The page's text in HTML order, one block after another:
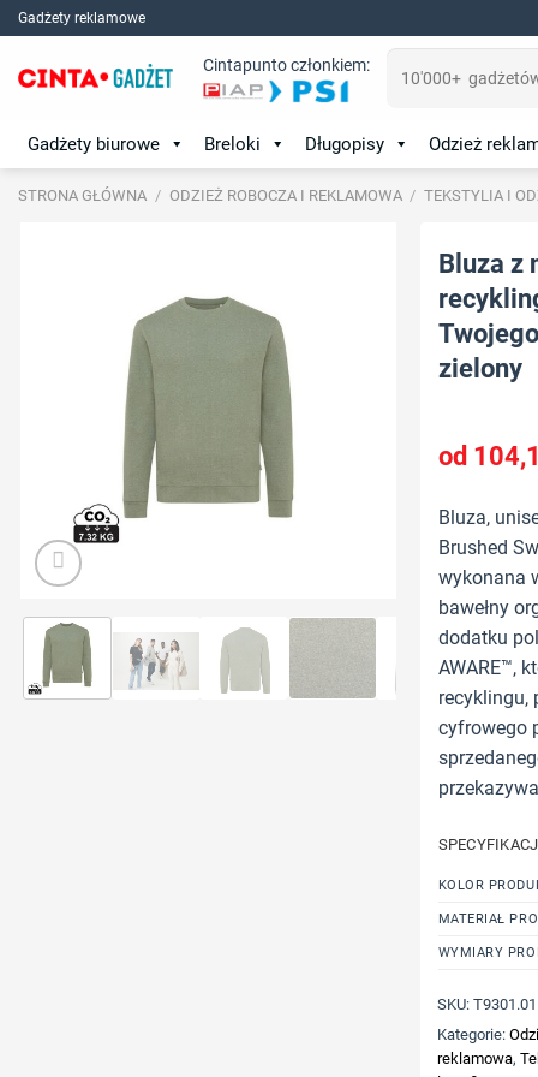
Skip
to
content
Gadżety reklamowe
Cintapunto członkiem:
Gadżety biurowe Breloki Długopisy Odzież
STRONA GŁÓWNA / ODZIEŻ ROBOCZA I REKLAMOWA / TEKSTYLIA I
Bluza z
zielony
Bluza,
Brushed
wykonana
bawełny
dodatku
AWARE™,
recyklingu,
cyfrowego
KOLOR
MATERIAŁ
WYMIARY
SKU:
Kategorie:
reklamowa,